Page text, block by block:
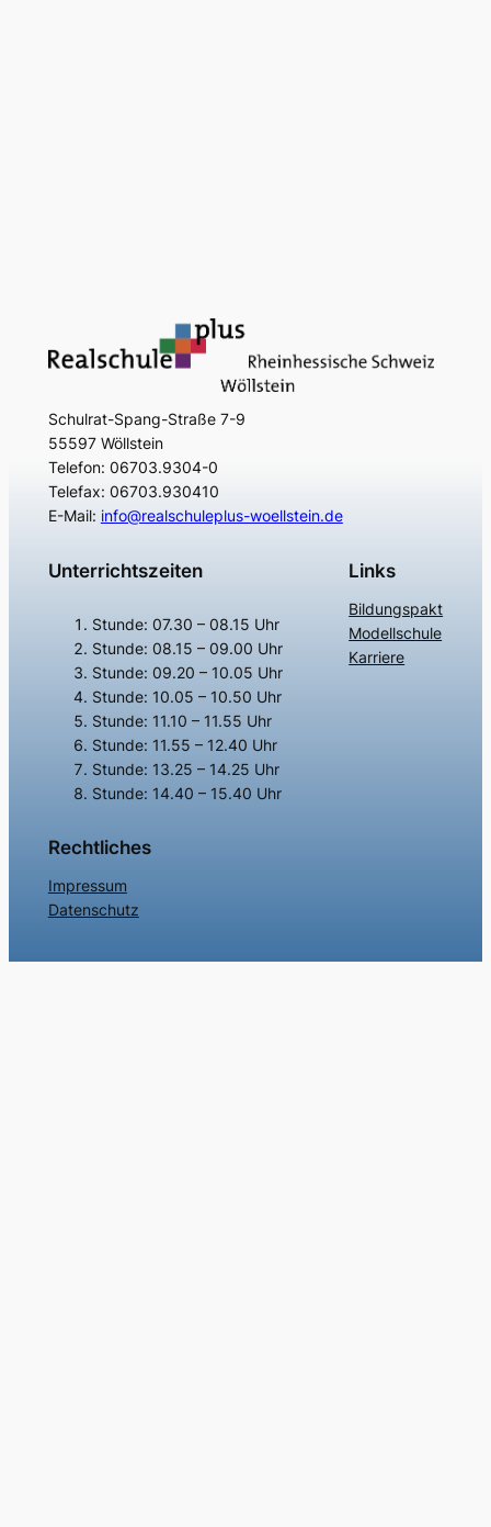
Schulrat-Spang-Straße 7-9
55597 Wöllstein
Telefon: 06703.9304-0
Telefax: 06703.930410
E-Mail: info@realschuleplus-woellstein.de
Unterrichtszeiten
Stunde: 07.30 – 08.15 Uhr
Stunde: 08.15 – 09.00 Uhr
Stunde: 09.20 – 10.05 Uhr
Stunde: 10.05 – 10.50 Uhr
Stunde: 11.10 – 11.55 Uhr
Stunde: 11.55 – 12.40 Uhr
Stunde: 13.25 – 14.25 Uhr
Stunde: 14.40 – 15.40 Uhr
Links
Bildungspakt
Modellschule
Karriere
Rechtliches
Impressum
Datenschutz